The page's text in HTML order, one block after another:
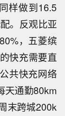
样做到16.5
。反观比亚
，五菱缤
快充需要直
共快充网络
天通勤80km
末跨城200k